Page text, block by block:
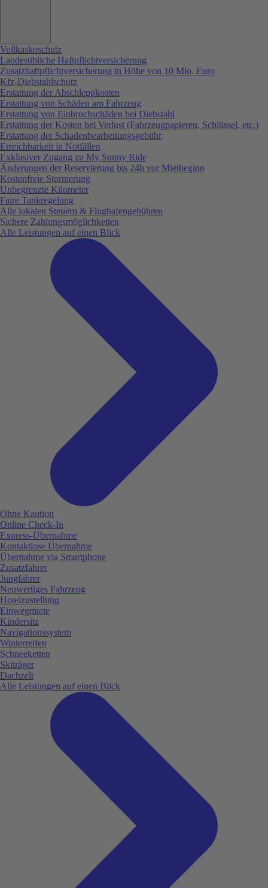
Vollkaskoschutz
Landesübliche Haftpflichtversicherung
Zusatzhaftpflichtversicherung in Höhe von 10 Mio. Euro
Kfz-Diebstahlschutz
Erstattung der Abschleppkosten
Erstattung von Schäden am Fahrzeug
Erstattung von Einbruchschäden bei Diebstahl
Erstattung der Kosten bei Verlust (Fahrzeugpapieren, Schlüssel, etc.)
Erstattung der Schadenbearbeitungsgebühr
Erreichbarkeit in Notfällen
Exklusiver Zugang zu My Sunny Ride
Änderungen der Reservierung bis 24h vor Mietbeginn
Kostenfreie Stornierung
Unbegrenzte Kilometer
Faire Tankregelung
Alle lokalen Steuern & Flughafengebühren
Sichere Zahlungsmöglichkeiten
Alle Leistungen auf einen Blick
Ohne Kaution
Online Check-In
Express-Übernahme
Kontaktlose Übernahme
Übernahme via Smartphone
Zusatzfahrer
Jungfahrer
Neuwertiges Fahrzeug
Hotelzustellung
Einwegmiete
Kindersitz
Navigationssystem
Winterreifen
Schneeketten
Skiträger
Dachzelt
Alle Leistungen auf einen Blick